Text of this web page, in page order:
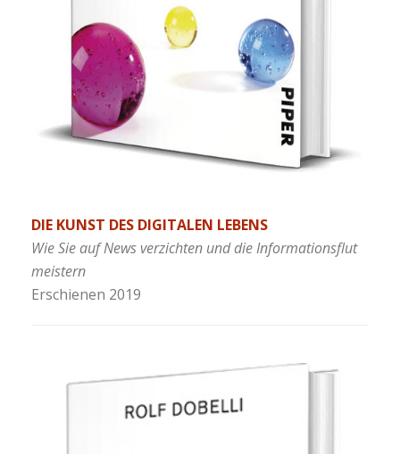
DIE KUNST DES DIGITALEN LEBENS
Wie Sie auf News verzichten und die Informationsflut
meistern
Erschienen 2019